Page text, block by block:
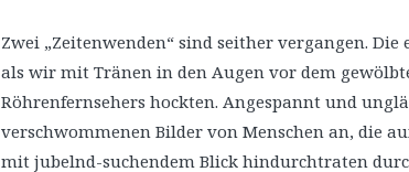
Zwei „Zeitenwenden“ sind seither vergangen. Die
als wir mit Tränen in den Augen vor dem
Röhrenfernsehers hockten. Angespannt und
verschwommenen Bilder von Menschen an, die
mit jubelnd-suchendem Blick hindurchtraten